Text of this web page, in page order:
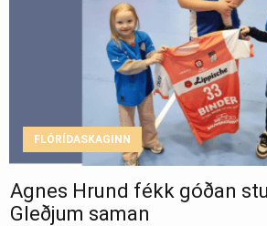
FLÓRÍDASKAGINN
Agnes Hrund fékk góðan
Gleðjum saman